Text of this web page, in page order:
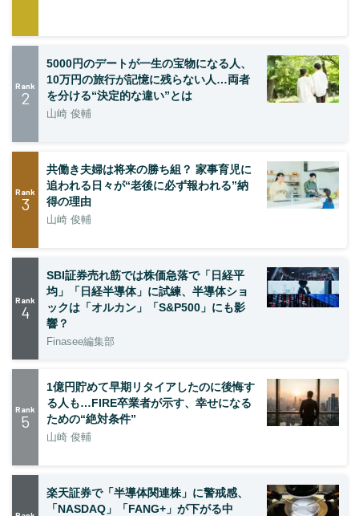
Rank
2
5000円のデートが一生の宝物になる人、
10万円の旅行が記憶に残らない人…両者
を分ける“決定的な違い”とは
山崎 俊輔
Rank
3
共働き夫婦は将来の勝ち組？ 家事育児に
追われる日々が“老後に必ず報われる”納
得の理由
山崎 俊輔
Rank
4
SBI証券売れ筋では株価急落で「日経平
均」「日経半導体」に試練、半導体ショ
ックは「オルカン」「S&P500」にも影
響？
Finasee編集部
Rank
5
1億円貯めて早期リタイアしたのに後悔す
る人も…FIRE卒業者が示す、幸せになる
ための“絶対条件”
山崎 俊輔
楽天証券で「半導体関連株」に警戒感、
「NASDAQ」「FANG+」が下がる中